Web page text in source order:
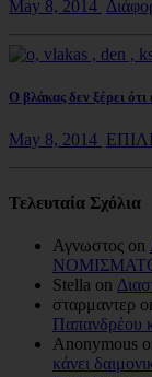
May 8, 2014
Ο βλάκας δεν ξέρει ότι
May 8, 2014
Τελευταία Σχόλια
Αγνωστος on
Stella on
σταρμαντερ
Παπανδρέου
Anonymous
κάνει